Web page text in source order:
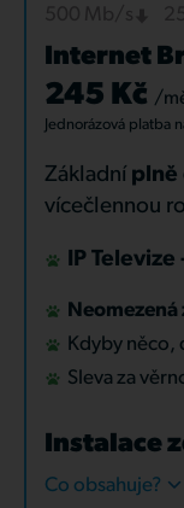
Internet
245 Kč /
Jednorázová platba
Základní plně
vícečlennou
IP Televize
Neomezená
Kdyby něco,
Sleva za
Instalace
Co obsahuje?